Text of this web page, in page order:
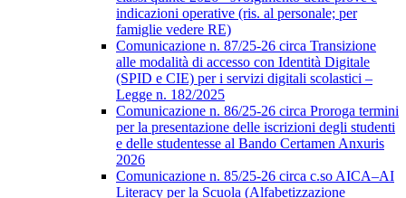
indicazioni operative (ris. al personale; per
famiglie vedere RE)
Comunicazione n. 87/25-26 circa Transizione
alle modalità di accesso con Identità Digitale
(SPID e CIE) per i servizi digitali scolastici –
Legge n. 182/2025
Comunicazione n. 86/25-26 circa Proroga termini
per la presentazione delle iscrizioni degli studenti
e delle studentesse al Bando Certamen Anxuris
2026
Comunicazione n. 85/25-26 circa c.so AICA–AI
Literacy per la Scuola (Alfabetizzazione